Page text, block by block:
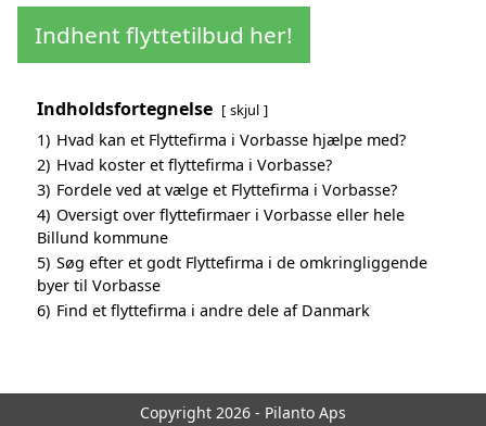
Indhent flyttetilbud her!
Indholdsfortegnelse skjul
1) Hvad kan et Flyttefirma i Vorbasse hjælpe med?
2) Hvad koster et flyttefirma i Vorbasse?
3) Fordele ved at vælge et Flyttefirma i Vorbasse?
4) Oversigt over flyttefirmaer i Vorbasse eller hele
Billund kommune
5) Søg efter et godt Flyttefirma i de omkringliggende
byer til Vorbasse
6) Find et flyttefirma i andre dele af Danmark
Copyright 2026 - Pilanto Aps